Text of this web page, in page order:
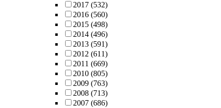
2017 (532)
2016 (560)
2015 (498)
2014 (496)
2013 (591)
2012 (611)
2011 (669)
2010 (805)
2009 (763)
2008 (713)
2007 (686)